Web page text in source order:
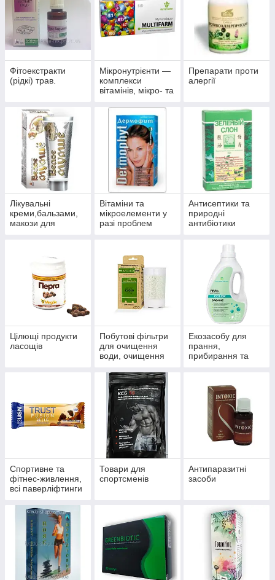
Фітоекстракти
(рідкі) трав.
Мікронутрієнти —
комплекси
вітамінів, мікро- та
Препарати проти
алергії
Лікувальні
креми,бальзами,
макози для
Вітаміни та
мікроелементи у
разі проблем
Антисептики та
природні
антибіотики
Цілющі продукти
ласощів
Побутові фільтри
для очищення
води, очищення
водопостачання й
опалення
Екозасобу для
прання,
прибирання та
Спортивне та
фітнес-живлення,
всі паверліфтинги
тренажери, одяг
Товари для
спортсменів
Антипаразитні
засоби